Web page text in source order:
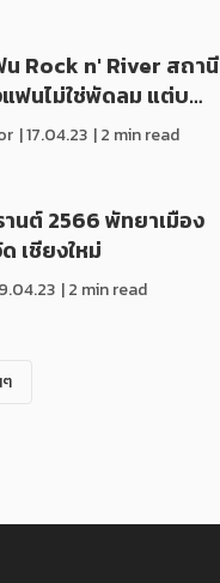
น Rock n' River สถานี
ฟนไม่ใช่พัดลม แต่บ…
|17.04.23 | 2 min read
นต์ 2566 พัทยาเมือง
เชียงใหม่
| 2 min read